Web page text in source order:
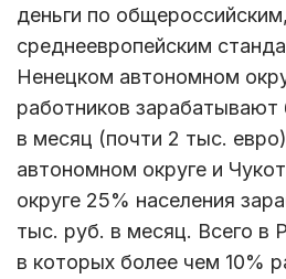
деньги по
среднеевропейским
Hенецком автономном
работников зарабатывают
в месяц (почти 2 тыс.
автономном округе и
округе 25% населения
тыс. руб. в месяц. Всего в
в которых более чем 10%